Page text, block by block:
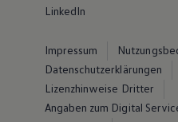
LinkedIn
Impressum
Datenschutzerklärungen
Lizenzhinweise Dritter
Angaben zum Digital